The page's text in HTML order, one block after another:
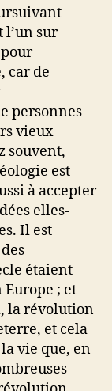
l’un sur
car de
personnes
vieux
souvent,
est
à accepter
elles-
Il est
étaient
; et
la révolution
et cela
vie que, en